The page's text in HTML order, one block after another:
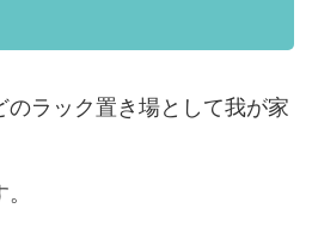
のラック置き場として我が家